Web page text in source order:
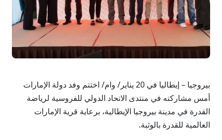
بيروجيا – إيطاليا في 20 يناير/ وام/ اختتم وفد دولة الإمارات
أمس مشاركته في منتدى الاتحاد الدولي للفروسية لرياضة
القدرة في مدينة بيروجيا الإيطالية، برعاية قرية الإمارات
العالمية للقدرة بالوثبة.